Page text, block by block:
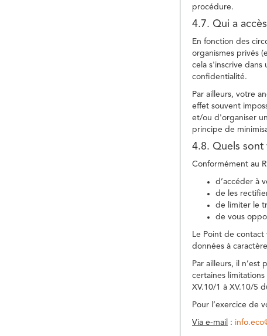
procédure.
4.7. Qui a
En fonction des
organismes privés
cela s'inscrive
confidentialité.
Par ailleurs, votre
effet souvent
et/ou d'organiser
principe de
4.8. Quels sont
Conformément au
d’accéder à
de les
de limiter le
de vous
Le Point de
données à
Par ailleurs, il
certaines
XV.10/1 à XV.10/5
Pour l’exercice de
Via e-mail :